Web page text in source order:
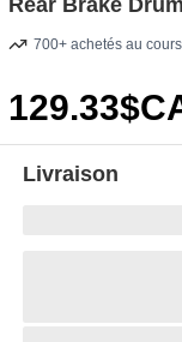
Rear Brake
700+ achetés au
129.33
Livraison